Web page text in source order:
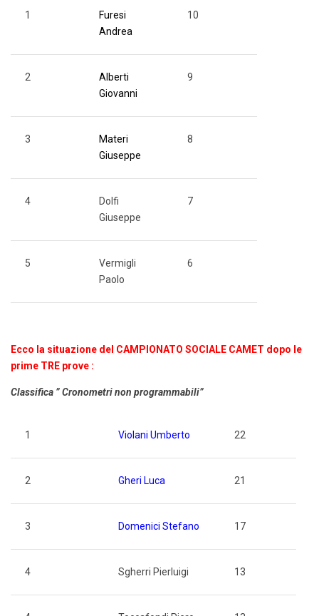
1
Furesi
Andrea
10
2
Alberti
Giovanni
9
3
Materi
Giuseppe
8
4
Dolfi
Giuseppe
7
5
Vermigli
Paolo
6
Ecco la situazione del CAMPIONATO SOCIALE CAMET dopo le
prime TRE prove :
Classifica ” Cronometri non programmabili”
1 Violani Umberto 22
2 Gheri Luca 21
3 Domenici Stefano 17
4 Sgherri Pierluigi 13